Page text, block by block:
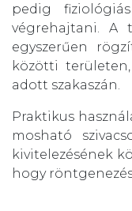
pedig
végrehajtani. A
egyszerűen
közötti
adott szakaszán.
Praktikus
mosható
kivitelezésének
hogy